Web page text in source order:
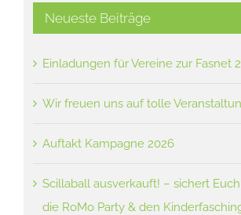
Neueste Beiträge
Einladungen für Vereine zur Fasnet
Wir freuen uns auf tolle
Auftakt Kampagne 2026
Scillaball ausverkauft! – sichert
die RoMo Party & den